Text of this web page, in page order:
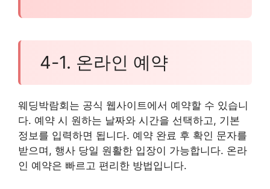
4-1. 온라인 예약
웨딩박람회는 공식 웹사이트에서 예약할 수 있습니
다. 예약 시 원하는 날짜와 시간을 선택하고, 기본
정보를 입력하면 됩니다. 예약 완료 후 확인 문자를
받으며, 행사 당일 원활한 입장이 가능합니다. 온라
인 예약은 빠르고 편리한 방법입니다.